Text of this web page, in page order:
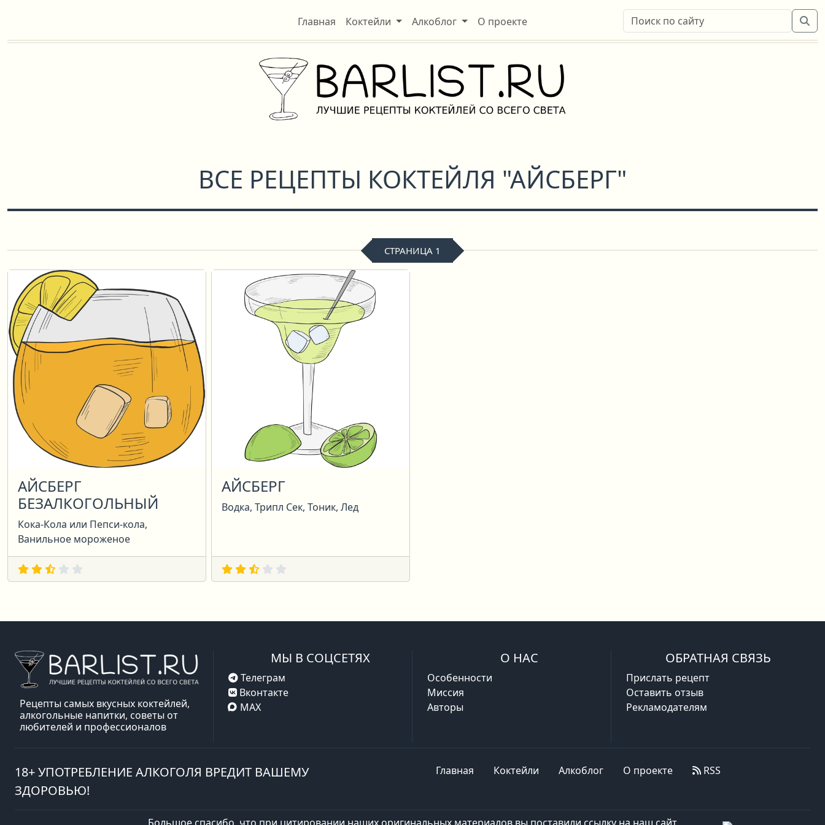
Главная Коктейли Алкоблог О проекте
ВСЕ РЕЦЕПТЫ КОКТЕЙЛЯ "АЙСБЕРГ"
СТРАНИЦА 1
АЙСБЕРГ
БЕЗАЛКОГОЛЬНЫЙ
Кока-Кола или Пепси-кола,
Ванильное мороженое
АЙСБЕРГ
Водка, Трипл Сек, Тоник, Лед
Рецепты самых вкусных коктейлей,
алкогольные напитки, советы от
любителей и профессионалов
МЫ В СОЦСЕТЯХ
Телеграм
Вконтакте
MAX
О НАС
Особенности
Миссия
Авторы
ОБРАТНАЯ СВЯЗЬ
Прислать рецепт
Оставить отзыв
Рекламодателям
18+ УПОТРЕБЛЕНИЕ АЛКОГОЛЯ ВРЕДИТ ВАШЕМУ
ЗДОРОВЬЮ!
Главная Коктейли Алкоблог О проекте RSS